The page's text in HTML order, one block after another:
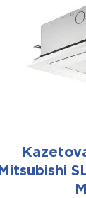
Mitsubishi